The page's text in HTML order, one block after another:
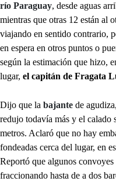
río Paraguay, desde aguas
mientras que otras 12 están al
viajando en sentido contrario,
en espera en otros puntos o
según la estimación que hizo,
lugar, el capitán de Fragata
Dijo que la bajante de
redujo todavía más y el calado
metros. Aclaró que no hay
fondeadas cerca del lugar, en
Reportó que algunos
fraccionando hasta de a dos